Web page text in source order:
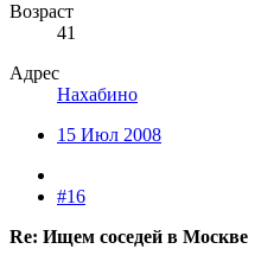
Возраст
41
Адрес
Нахабино
15 Июл 2008
#16
Re: Ищем соседей в Москве